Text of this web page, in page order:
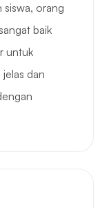
orang
baik
untuk
dan